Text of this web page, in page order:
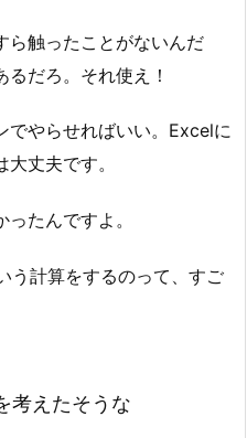
ら触ったことがないんだ
だろ。それ使え！
でやらせればいい。Excelに
丈夫です。
たんですよ。
う計算をするのって、すご
考えたそうな